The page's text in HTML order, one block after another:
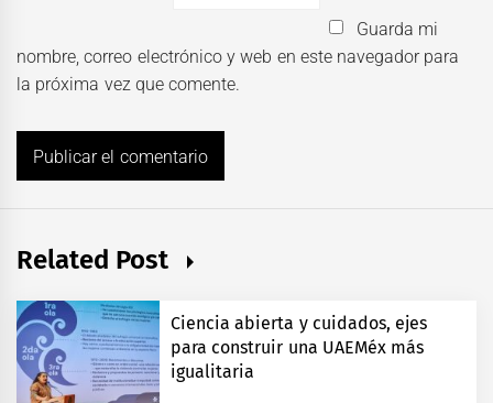
Guarda mi
nombre, correo electrónico y web en este navegador para
la próxima vez que comente.
Related Post
Ciencia abierta y cuidados, ejes
para construir una UAEMéx más
igualitaria